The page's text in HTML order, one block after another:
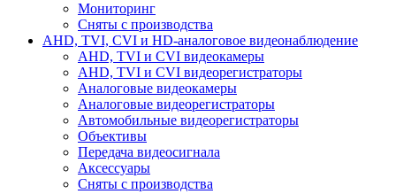
Мониторинг
Сняты с производства
AHD, TVI, CVI и HD-аналоговое видеонаблюдение
AHD, TVI и CVI видеокамеры
AHD, TVI и CVI видеорегистраторы
Аналоговые видеокамеры
Аналоговые видеорегистраторы
Автомобильные видеорегистраторы
Объективы
Передача видеосигнала
Аксессуары
Сняты с производства